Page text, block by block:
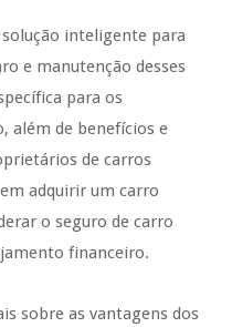
inteligente para
e manutenção desses
para os
além de benefícios e
de carros
adquirir um carro
o seguro de carro
financeiro.
sobre as vantagens dos